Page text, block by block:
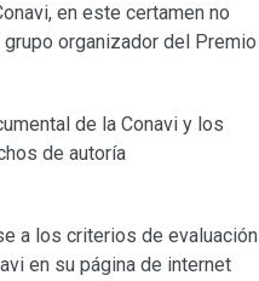
en este certamen no
organizador del Premio
de la Conavi y los
de autoría
a los criterios de evaluación
en su página de internet